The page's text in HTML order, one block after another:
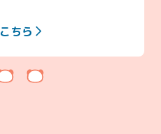
ちら